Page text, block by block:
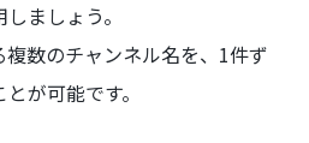
ましょう。
数のチャンネル名を、1件ず
が可能です。